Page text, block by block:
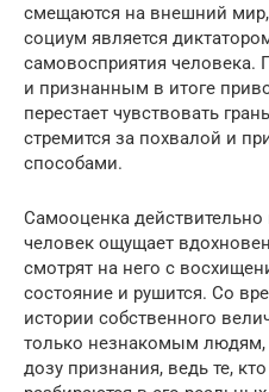
смещаются на внешний
социум является
самовосприятия человека.
и признанным в итоге
перестает чувствовать
стремится за похвалой и
способами.
Самооценка действительно
человек ощущает
смотрят на него с
состояние и рушится. Со
истории собственного
только незнакомым
дозу признания, ведь те,